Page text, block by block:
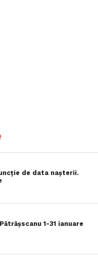
de data nașterii.
1-31 ianuare